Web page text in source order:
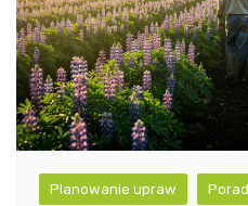
Planowanie upraw